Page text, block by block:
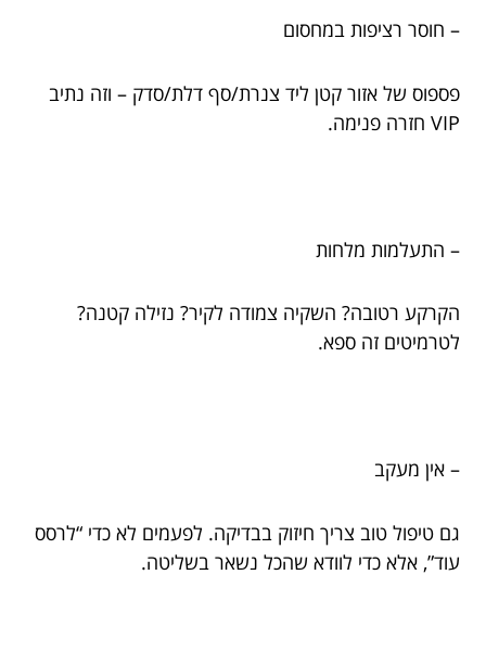
– חוסר רציפות במחסום
פספוס של אזור קטן ליד צנרת/סף דלת/סדק – וזה נתיב
VIP חזרה פנימה.
– התעלמות מלחות
הקרקע רטובה? השקיה צמודה לקיר? נזילה קטנה?
לטרמיטים זה ספא.
– אין מעקב
גם טיפול טוב צריך חיזוק בבדיקה. לפעמים לא כדי “לרסס
עוד”, אלא כדי לוודא שהכל נשאר בשליטה.